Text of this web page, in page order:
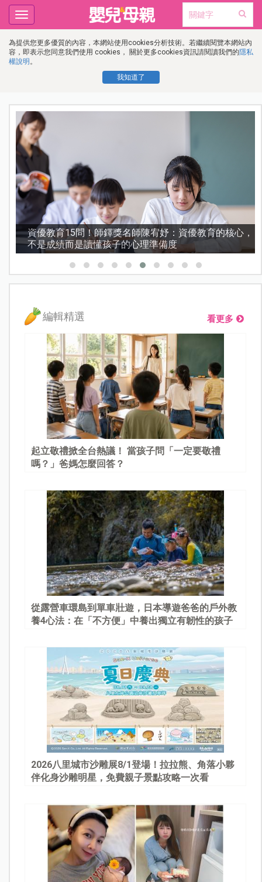
為提供您更多優質的內容，本網站使用cookies分析技術。若繼續閱覽本網站內
容，即表示您同意我們使用 cookies， 關於更多cookies資訊請閱讀我們的隱私
權說明 。
我知道了
Toggle
navigation
宥妤：資優教育的核心，
準備度
熊本強震讓台灣人也揪心！無
陪伴撤離，災難中最暖心的一幕
編輯精選 看更多
起立敬禮掀全台熱議！ 當孩子問「一定要敬禮
嗎？」爸媽怎麼回答？
從露營車環島到單車壯遊，日本導遊爸爸的戶外教
養4心法：在「不方便」中養出獨立有韌性的孩子
2026八里城市沙雕展8/1登場！拉拉熊、角落小夥
伴化身沙雕明星，免費親子景點攻略一次看